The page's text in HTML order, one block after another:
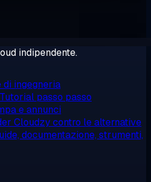
indipendente.
di ingegneria
Tutorial passo passo
e annunci
Cloudzy contro le alternative
documentazione, strumenti,